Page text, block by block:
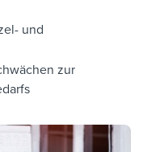
und
zur